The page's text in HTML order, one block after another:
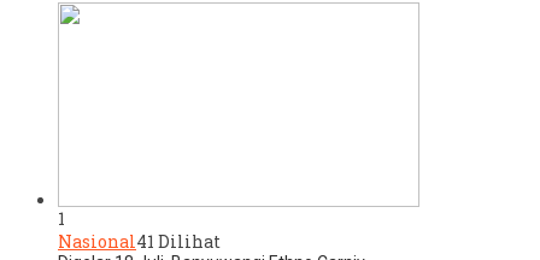
1
Nasional41 Dilihat